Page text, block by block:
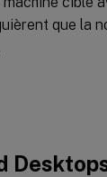
que la